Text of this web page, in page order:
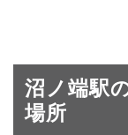
沼ノ端駅
場所